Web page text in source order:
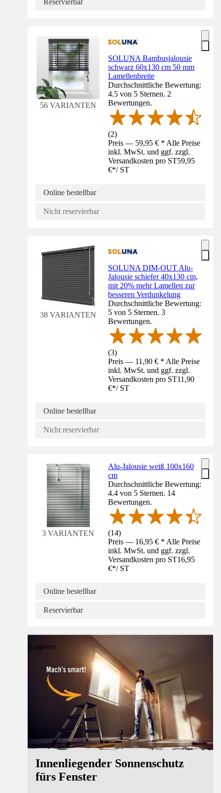
Reservierbar
56 VARIANTEN
SOLUNA Bambusjalousie
schwarz 60x130 cm 50 mm
Lamellenbreite
Durchschnittliche Bewertung:
4.5 von 5 Sternen. 2
Bewertungen.
(2)
Preis — 59,95 € * Alle Preise
inkl. MwSt. und ggf. zzgl.
Versandkosten pro ST59,95
€*/ ST
Online bestellbar
Nicht reservierbar
38 VARIANTEN
SOLUNA DIM-OUT Alu-
Jalousie schiefer 40x130 cm,
mit 20% mehr Lamellen zur
besseren Verdunkelung
Durchschnittliche Bewertung:
5 von 5 Sternen. 3
Bewertungen.
(3)
Preis — 11,90 € * Alle Preise
inkl. MwSt. und ggf. zzgl.
Versandkosten pro ST11,90
€*/ ST
Online bestellbar
Nicht reservierbar
3 VARIANTEN
Alu-Jalousie weiß 100x160
cm
Durchschnittliche Bewertung:
4.4 von 5 Sternen. 14
Bewertungen.
(14)
Preis — 16,95 € * Alle Preise
inkl. MwSt. und ggf. zzgl.
Versandkosten pro ST16,95
€*/ ST
Online bestellbar
Reservierbar
Ratgeber
Innenliegender Sonnenschutz
fürs Fenster